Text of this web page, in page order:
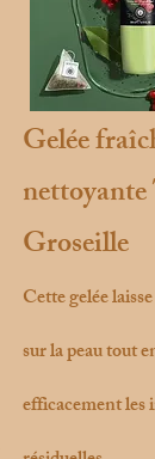
Gelée
Groseille
Cette gelée
sur la peau tout
efficacement les